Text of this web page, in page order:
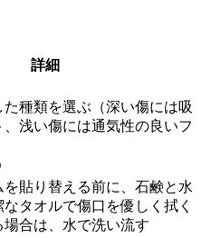
詳細
種類を選ぶ（深い傷には吸
浅い傷には通気性の良いフ
を貼り替える前に、石鹸と水
タオルで傷口を優しく拭く
合は、水で洗い流す